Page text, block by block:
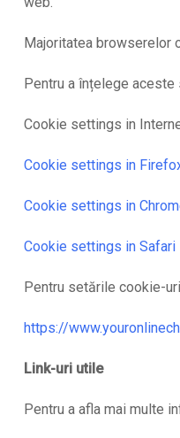
Majoritatea browserelor
Pentru a înțelege
Cookie settings in
Cookie settings in
Cookie settings in
Cookie settings in Safari
Pentru setările cookie-
https://
Link-uri utile
Pentru a afla mai multe